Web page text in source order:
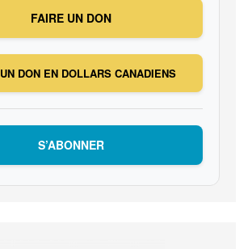
FAIRE UN DON
DON EN DOLLARS CANADIENS
S’ABONNER